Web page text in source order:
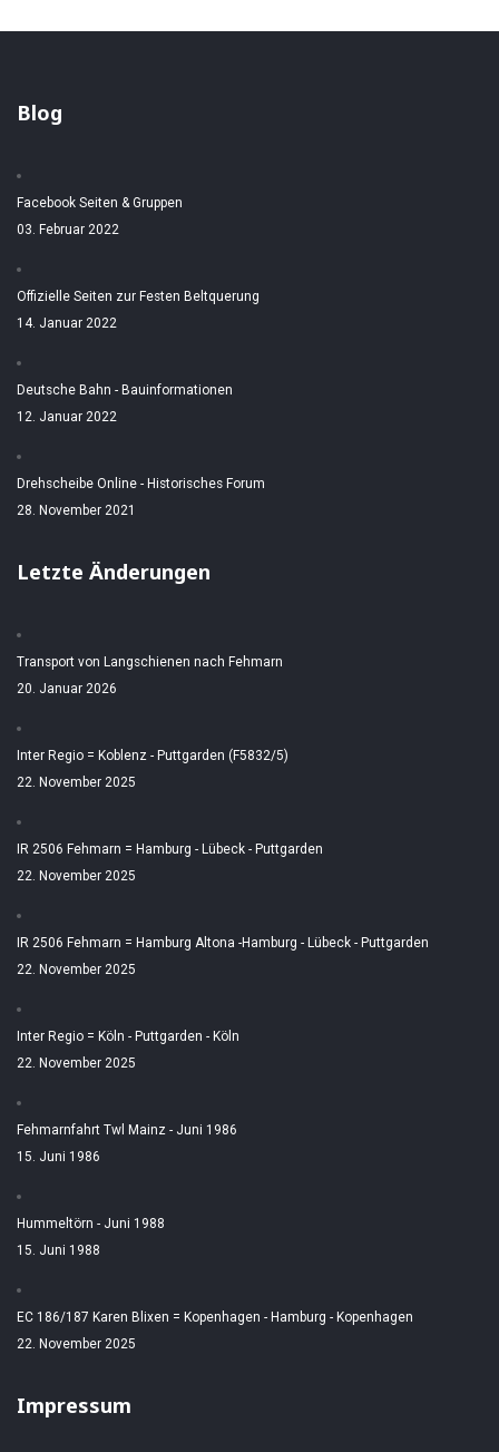
Blog
Facebook Seiten & Gruppen
03. Februar 2022
Offizielle Seiten zur Festen Beltquerung
14. Januar 2022
Deutsche Bahn - Bauinformationen
12. Januar 2022
Drehscheibe Online - Historisches Forum
28. November 2021
Letzte Änderungen
Transport von Langschienen nach Fehmarn
20. Januar 2026
Inter Regio = Koblenz - Puttgarden (F5832/5)
22. November 2025
IR 2506 Fehmarn = Hamburg - Lübeck - Puttgarden
22. November 2025
IR 2506 Fehmarn = Hamburg Altona -Hamburg - Lübeck - Puttgarden
22. November 2025
Inter Regio = Köln - Puttgarden - Köln
22. November 2025
Fehmarnfahrt Twl Mainz - Juni 1986
15. Juni 1986
Hummeltörn - Juni 1988
15. Juni 1988
EC 186/187 Karen Blixen = Kopenhagen - Hamburg - Kopenhagen
22. November 2025
Impressum